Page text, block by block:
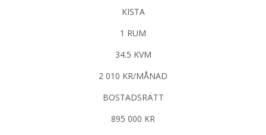
KISTA
1 RUM
34.5 KVM
2 010 KR/MÅNAD
BOSTADSRÄTT
895 000 KR